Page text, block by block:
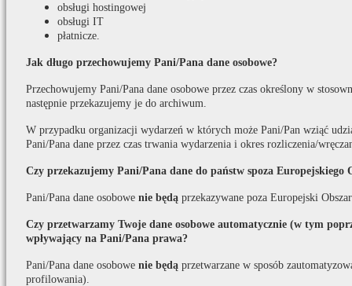
obsługi hostingowej
obsługi IT
płatnicze.
Jak długo przechowujemy Pani/Pana dane osobowe?
Przechowujemy Pani/Pana dane osobowe przez czas określony w
następnie przekazujemy je do archiwum.
W przypadku organizacji wydarzeń w których może Pani/Pan wziąć
Pani/Pana dane przez czas trwania wydarzenia i okres rozliczenia/
Czy przekazujemy Pani/Pana dane do państw spoza Europejskiego
Pani/Pana dane osobowe nie będą przekazywane poza Europejski
Czy przetwarzamy Twoje dane osobowe automatycznie (w tym
wpływający na Pani/Pana prawa?
Pani/Pana dane osobowe nie będą przetwarzane w sposób
profilowania).